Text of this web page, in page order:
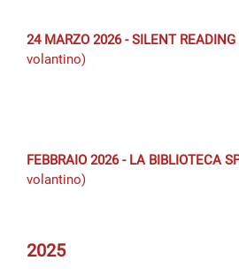
24 MARZO 2026 -SILENT READING
volantino)
FEBBRAIO 2026 - LA BIBLIOTECA
volantino)
2025